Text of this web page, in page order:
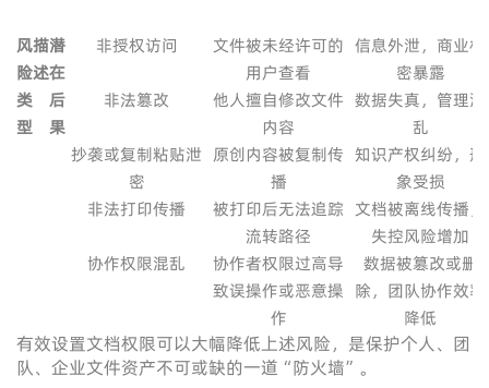
风
险
类
型
描
述
潜
在
后
果
非授权访问
文件被未经许可的
用户查看
信息外泄，商业机
密暴露
非法篡改
他人擅自修改文件
内容
数据失真，管理混
乱
抄袭或复制粘贴泄
密
原创内容被复制传
播
知识产权纠纷，形
象受损
非法打印传播
被打印后无法追踪
流转路径
文档被离线传播，
失控风险增加
协作权限混乱
协作者权限过高导
致误操作或恶意操
作
数据被篡改或删
除，团队协作效率
降低
有效设置文档权限可以大幅降低上述风险，是保护个人、团
队、企业文件资产不可或缺的一道“防火墙”。